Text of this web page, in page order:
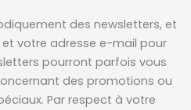
des newsletters, et
votre adresse e-mail pour
pourront parfois vous
des promotions ou
Par respect à votre